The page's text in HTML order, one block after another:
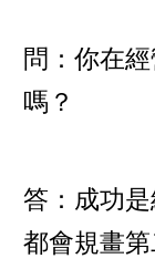
問：你在
嗎？
答：成功
都會規畫